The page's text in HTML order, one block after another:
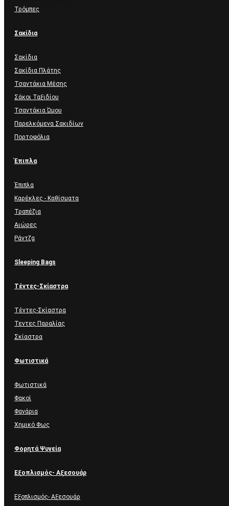
Τρόμπες
Σακίδια
Σακίδια
Σακίδια Πλάτης
Τσαντάκια Μέσης
Σάκοι Ταξιδίου
Τσαντάκια Ώμου
Παρελκόμενα Σακιδίων
Πορτοφόλια
Έπιπλα
Έπιπλα
Καρέκλες - Καθίσματα
Τραπέζια
Αιώρες
Ράντζα
Sleeping Bags
Τέντες-Σκίαστρα
Τέντες-Σκίαστρα
Τεντες Παραλίας
Σκίαστρα
Φωτιστικά
Φωτιστικά
Φακοί
Φανάρια
Χημικό Φως
Φορητά Ψυγεία
Εξοπλισμός- Αξεσουάρ
Εξοπλισμός- Αξεσουάρ